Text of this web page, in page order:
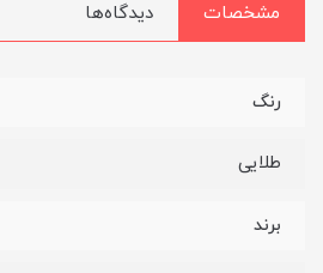
مشخصات دیدگاه‌ها
رنگ
طلایی
برند